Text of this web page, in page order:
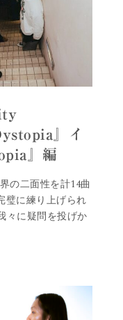
』イ
』編
の二面性を計14曲
璧に練り上げられ
々に疑問を投げか